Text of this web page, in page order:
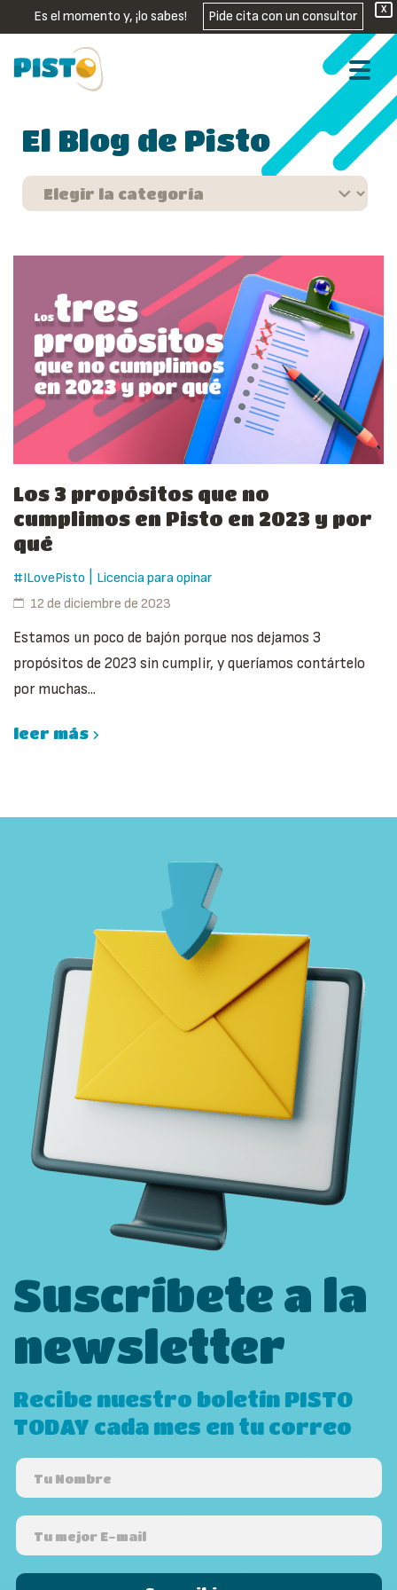
X
Es el momento y, ¡lo sabes! Pide cita con un consultor
El Blog de Pisto
Los 3 propósitos que no
cumplimos en Pisto en 2023 y por
qué
#ILovePisto
Licencia para opinar
12 de diciembre de 2023
Estamos un poco de bajón porque nos dejamos 3
propósitos de 2023 sin cumplir, y queríamos contártelo
por muchas...
leer más
Suscríbete a la
newsletter
Recibe nuestro boletín PISTO
TODAY cada mes en tu correo